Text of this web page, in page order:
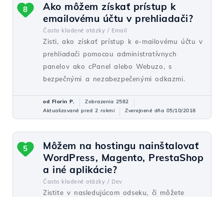
Ako môžem získať prístup k
emailovému účtu v prehliadači?
Často kladené otázky / Email
Zisti, ako získať prístup k e-mailovému účtu v
prehliadači pomocou administratívnych
panelov ako cPanel alebo Webuzo, s
bezpečnými a nezabezpečenými odkazmi.
8
od Florin P.
Zobrazenia 2582
Aktualizované pred 2 rokmi
Zverejnené dňa 05/10/2018
Môžem na hostingu nainštalovať
WordPress, Magento, PrestaShop
a iné aplikácie?
Často kladené otázky / Dev
Zistite v nasledujúcom odseku, či môžete
5